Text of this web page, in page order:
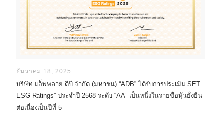
ธันวาคม 18, 2025
บริษัท แอ็พพลาย ดีบี จำกัด (มหาชน) “ADB” ได้รับการประเมิน SET
ESG Ratings” ประจำปี 2568 ระดับ “AA” เป็นหนึ่งในรายชื่อหุ้นยั่งยืน
ต่อเนื่องเป็นปีที่ 5